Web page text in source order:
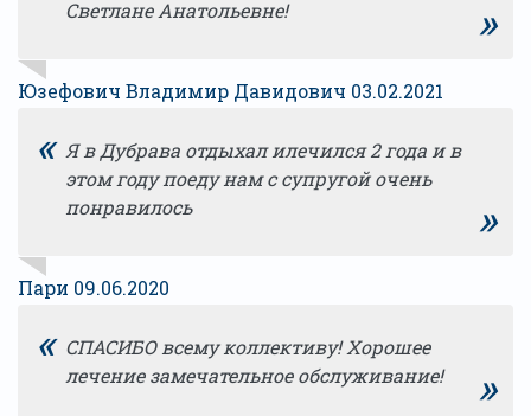
Светлане Анатольевне! »
Юзефович Владимир Давидович 03.02.2021
« Я в Дубрава отдыхал илечился 2 года и в
этом году поеду нам с супругой очень
понравилось
»
Пари 09.06.2020
« СПАСИБО всему коллективу! Хорошее
лечение замечательное обслуживание!
»